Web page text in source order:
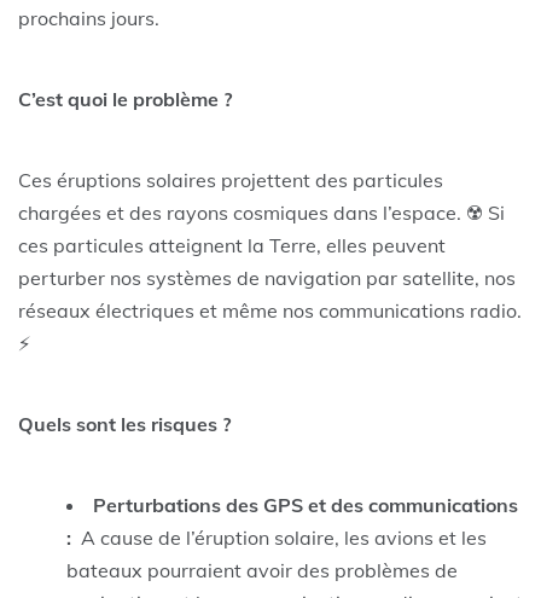
prochains jours.
C’est quoi le problème ?
Ces éruptions solaires projettent des particules
chargées et des rayons cosmiques dans l’espace. ☢️ Si
ces particules atteignent la Terre, elles peuvent
perturber nos systèmes de navigation par satellite, nos
réseaux électriques et même nos communications radio.
️⚡
Quels sont les risques ?
Perturbations des GPS et des communications
: A cause de l’éruption solaire, les avions et les
bateaux pourraient avoir des problèmes de